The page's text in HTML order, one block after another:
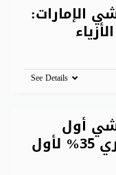
الإمارات:
الأزياء
See Details
أول
طلب: خصم حصري 35% لأول